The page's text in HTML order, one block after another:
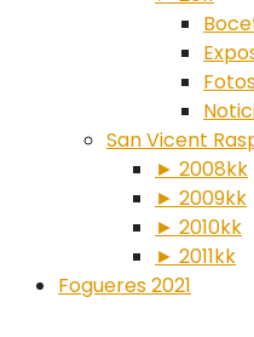
San Vicent
► 2008kk
► 2009kk
► 2010kk
► 2011kk
Fogueres 2021